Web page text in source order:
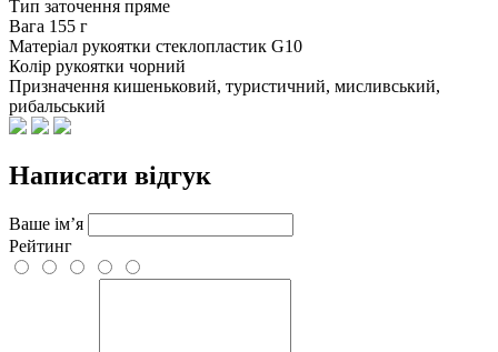
Тип заточення пряме
Вага 155 г
Матеріал рукоятки стеклопластик G10
Колір рукоятки чорний
Призначення кишеньковий, туристичний, мисливський,
рибальський
Написати відгук
Ваше ім’я
Рейтинг